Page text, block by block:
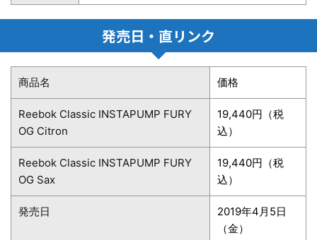
発売日・直リンク
商品名 価格
Reebok Classic INSTAPUMP FURY
OG Citron
19,440円（税
込）
Reebok Classic INSTAPUMP FURY
OG Sax
19,440円（税
込）
発売日
2019年4月5日
（金）